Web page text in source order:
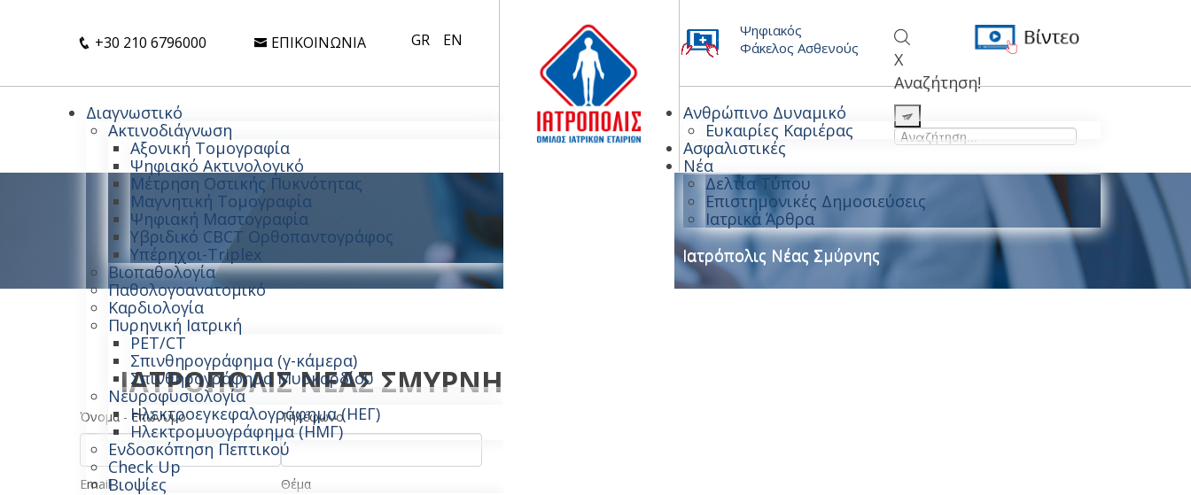
+30 210 6796000 ΕΠΙΚΟΙΝΩΝΊΑ GR EN
Διαγνωστικό
Ακτινοδιάγνωση
Αξονική Τομογραφία
Ψηφιακό Ακτινολογικό
Μέτρηση Οστικής Πυκνότητας
Μαγνητική Τομογραφία
Ψηφιακή Μαστογραφία
Υβριδικό CBCT Ορθοπαντογράφος
Υπέρηχοι-Triplex
Βιοπαθολογία
Παθολογοανατομικό
Καρδιολογία
Πυρηνική Ιατρική
PET/CT
Σπινθηρογράφημα (γ-κάμερα)
Σπινθηρογράφημα Μυοκαρδίου
Νευροφυσιολογία
Ηλεκτροεγκεφαλογράφημα (ΗΕΓ)
Ηλεκτρομυογράφημα (ΗΜΓ)
Ενδοσκόπηση Πεπτικού
Check Up
Βιοψίες
Ψηφιακός
Φάκελος Ασθενούς
X
Αναζήτηση!
Ανθρώπινο Δυναμικό
Ευκαιρίες Καριέρας
Ασφαλιστικές
Νέα
Δελτία Τύπου
Επιστημονικές Δημοσιεύσεις
Ιατρικά Άρθρα
| Ιατρόπολις Νέας Σμύρνης
ΙΑΤΡΟΠΟΛΙΣ ΝΕΑΣ ΣΜΥΡΝΗΣ
Όνομα - Επώνυμο Τηλέφωνο
Email Θέμα